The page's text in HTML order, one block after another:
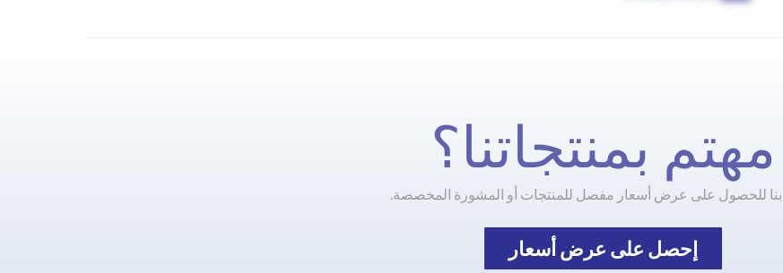
مهتم بمنتجاتنا؟
للحصول على عرض أسعار مفصل للمنتجات أو المشورة المخصصة.
إحصل على عرض أسعار